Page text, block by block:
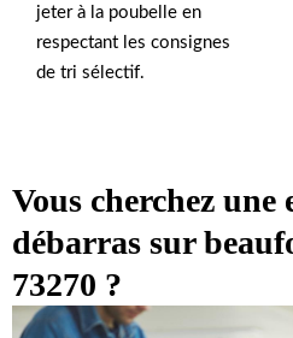
jeter à la poubelle en
respectant les consignes
de tri sélectif.
Vous cherchez une
débarras sur
73270 ?